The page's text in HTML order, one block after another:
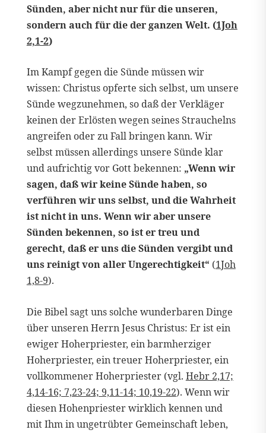
Sünden, aber nicht nur für die unseren,
sondern auch für die der ganzen Welt. (1Joh
2,1-2)
Im Kampf gegen die Sünde müssen wir
wissen: Christus opferte sich selbst, um unsere
Sünde wegzunehmen, so daß der Verkläger
keinen der Erlösten wegen seines Strauchelns
angreifen oder zu Fall bringen kann. Wir
selbst müssen allerdings unsere Sünde klar
und aufrichtig vor Gott bekennen: „Wenn wir
sagen, daß wir keine Sünde haben, so
verführen wir uns selbst, und die Wahrheit
ist nicht in uns. Wenn wir aber unsere
Sünden bekennen, so ist er treu und
gerecht, daß er uns die Sünden vergibt und
uns reinigt von aller Ungerechtigkeit“ (1Joh
1,8-9).
Die Bibel sagt uns solche wunderbaren Dinge
über unseren Herrn Jesus Christus: Er ist ein
ewiger Hoherpriester, ein barmherziger
Hoherpriester, ein treuer Hoherpriester, ein
vollkommener Hoherpriester (vgl. Hebr 2,17;
4,14-16; 7,23-24; 9,11-14; 10,19-22). Wenn wir
diesen Hohenpriester wirklich kennen und
mit Ihm in ungetrübter Gemeinschaft leben,